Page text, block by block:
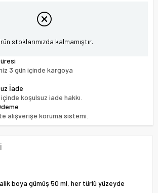
stoklarımızda kalmamıştır.
3 gün içinde kargoya
İade
içinde koşulsuz iade hakkı.
alışverişe koruma sistemi.
boya gümüş 50 ml, her türlü yüzeyde